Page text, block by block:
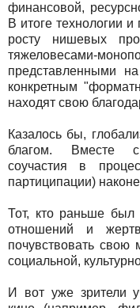
финансовой,
В итоге технологии
росту нишевых
тяжеловесами-
представленными
конкретным
находят свою
Казалось бы,
благом. Вместе с
соучастия в
партиципации)
Тот, кто раньше был
отношений и
почувствовать свою
социальной,
И вот уже зрители